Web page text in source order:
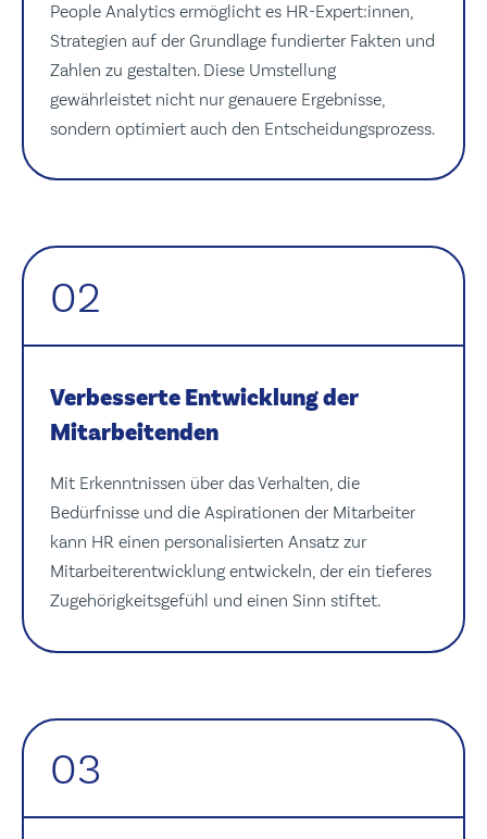
People Analytics ermöglicht es HR-Expert:innen,
Strategien auf der Grundlage fundierter Fakten und
Zahlen zu gestalten. Diese Umstellung
gewährleistet nicht nur genauere Ergebnisse,
sondern optimiert auch den Entscheidungsprozess.
02
Verbesserte Entwicklung der
Mitarbeitenden
Mit Erkenntnissen über das Verhalten, die
Bedürfnisse und die Aspirationen der Mitarbeiter
kann HR einen personalisierten Ansatz zur
Mitarbeiterentwicklung entwickeln, der ein tieferes
Zugehörigkeitsgefühl und einen Sinn stiftet.
03